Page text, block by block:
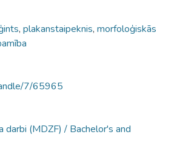
, plakanstaipeknis, morfoloģiskās
7/65965
darbi (MDZF) / Bachelor's and